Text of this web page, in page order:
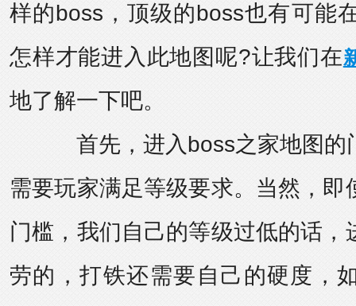
样的boss，顶级的boss也有可能
怎样才能进入此地图呢?让我们在
地了解一下吧。
首先，进入boss之家地图的
需要玩家满足等级要求。当然，即
门槛，我们自己的等级过低的话，
劳的，打铁还需要自己的硬度，